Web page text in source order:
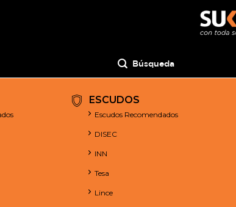
Búsqueda
ESCUDOS
Escudos Recomendados
DISEC
INN
Tesa
Lince